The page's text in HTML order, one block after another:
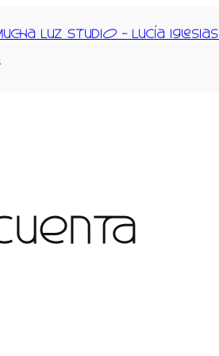
Luz Studio – Lucía iglesias